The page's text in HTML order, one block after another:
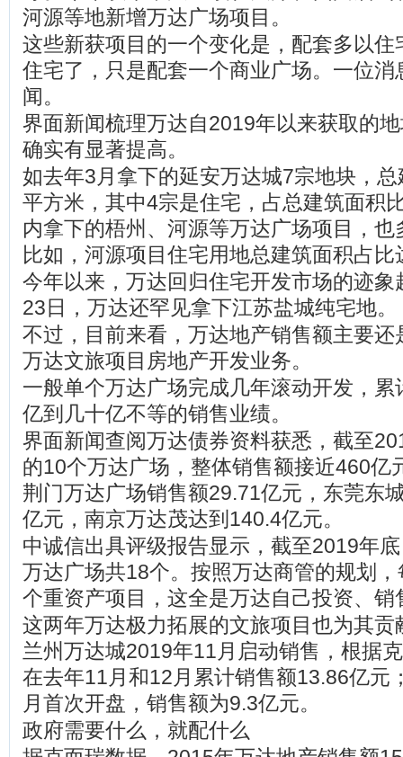
河源等地新增万达广场项目。
这些新获项目的一个变化是，配套多以住
住宅了，只是配套一个商业广场。一位消
闻。
界面新闻梳理万达自2019年以来获取的
确实有显著提高。
如去年3月拿下的延安万达城7宗地块，
平方米，其中4宗是住宅，占总建筑面积
内拿下的梧州、河源等万达广场项目，
比如，河源项目住宅用地总建筑面积占比
今年以来，万达回归住宅开发市场的迹
23日，万达还罕见拿下江苏盐城纯宅地。
不过，目前来看，万达地产销售额主要还
万达文旅项目房地产开发业务。
一般单个万达广场完成几年滚动开发，
亿到几十亿不等的销售业绩。
界面新闻查阅万达债券资料获悉，截至
的10个万达广场，整体销售额接近460亿
荆门万达广场销售额29.71亿元，东莞东
亿元，南京万达茂达到140.4亿元。
中诚信出具评级报告显示，截至2019年
万达广场共18个。按照万达商管的规划
个重资产项目，这全是万达自己投资、销
这两年万达极力拓展的文旅项目也为其贡
兰州万达城2019年11月启动销售，根据
在去年11月和12月累计销售额13.86亿元
月首次开盘，销售额为9.3亿元。
政府需要什么，就配什么